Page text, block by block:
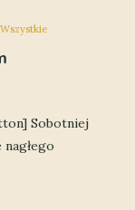
Wszystkie
Sobotniej